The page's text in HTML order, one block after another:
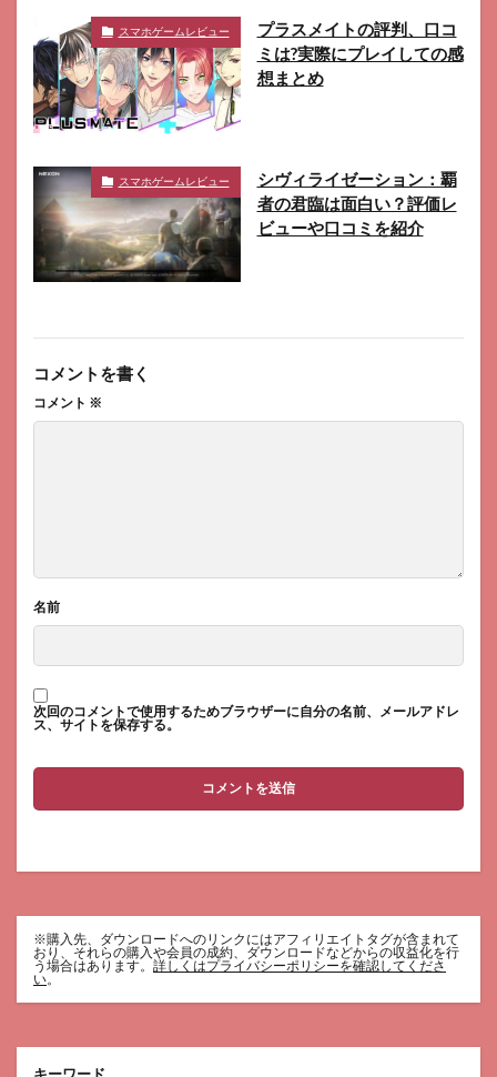
スマホゲームレビュー
プラスメイトの評判、口コ
ミは?実際にプレイしての感
想まとめ
スマホゲームレビュー
シヴィライゼーション：覇
者の君臨は面白い？評価レ
ビューや口コミを紹介
コメントを書く
コメント ※
名前
次回のコメントで使用するためブラウザーに自分の名前、メールアドレ
ス、サイトを保存する。
※購入先、ダウンロードへのリンクにはアフィリエイトタグが含まれて
おり、それらの購入や会員の成約、ダウンロードなどからの収益化を行
う場合はあります。 詳しくはプライバシーポリシーを確認してくださ
い。